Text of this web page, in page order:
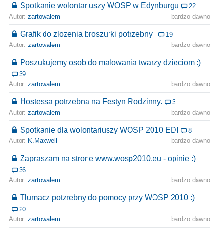
Spotkanie wolontariuszy WOSP w Edynburgu
22
Autor: zartowalem bardzo dawno
Grafik do zlozenia broszurki potrzebny.
19
Autor: zartowalem bardzo dawno
Poszukujemy osob do malowania twarzy dzieciom :)
39
Autor: zartowalem bardzo dawno
Hostessa potrzebna na Festyn Rodzinny.
3
Autor: zartowalem bardzo dawno
Spotkanie dla wolontariuszy WOSP 2010 EDI
8
Autor: K.Maxwell bardzo dawno
Zapraszam na strone www.wosp2010.eu - opinie :)
36
Autor: zartowalem bardzo dawno
Tlumacz potzrebny do pomocy przy WOSP 2010 :)
20
Autor: zartowalem bardzo dawno